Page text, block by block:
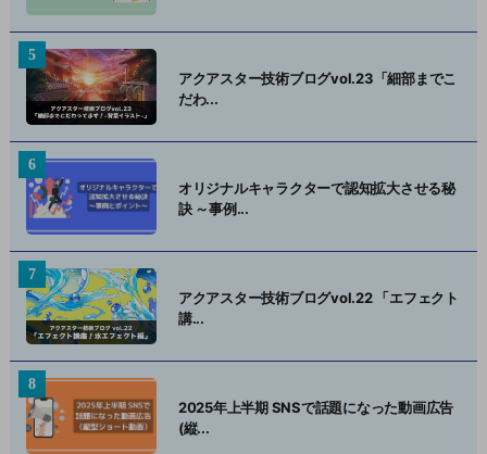
アクアスター技術ブログvol.23「細部までこ
だわ...
オリジナルキャラクターで認知拡大させる秘
訣 ～事例...
アクアスター技術ブログvol.22 「エフェクト
講...
2025年上半期 SNSで話題になった動画広告
(縦...